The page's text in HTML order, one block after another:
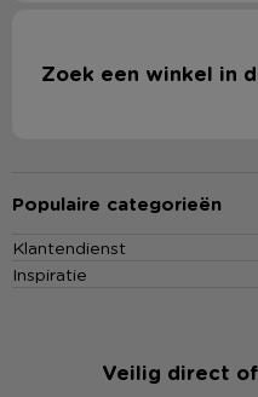
Zoek een winkel in
Populaire categorieën
Klantendienst
Inspiratie
Veilig direct